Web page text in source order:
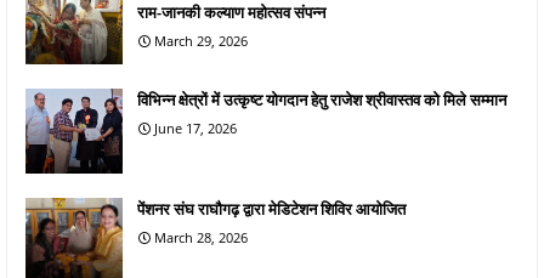
राम-जानकी कल्याण महोत्सव संपन्न
March 29, 2026
विभिन्न क्षेत्रों में उत्कृष्ट योगदान हेतु राजेश श्रीवास्तव को मिले सम्मान
June 17, 2026
पेंशनर संघ राघौगढ़ द्वारा मेडिटेशन शिविर आयोजित
March 28, 2026